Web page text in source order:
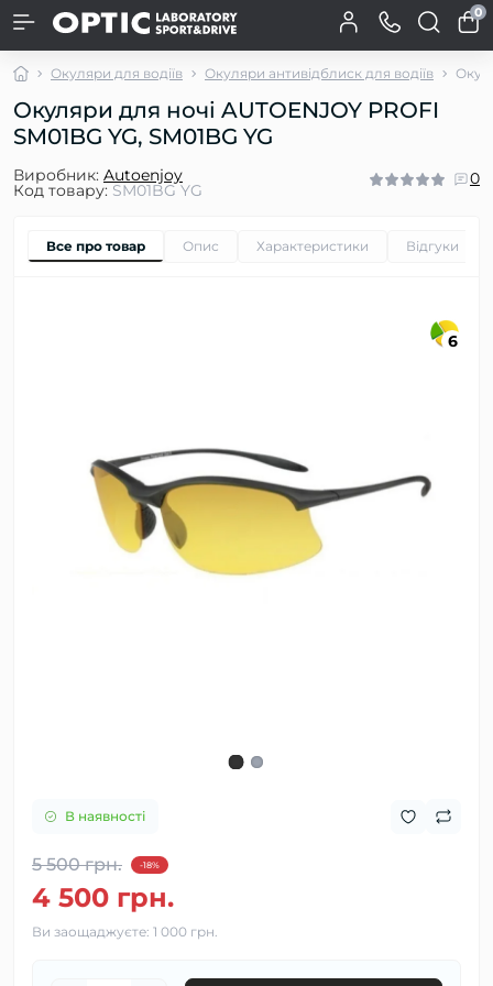
0
Окуляри для водіїв Окуляри антивідблиск для водіїв
Окуляри для ночі AUTOENJOY PROFI
SM01BG YG, SM01BG YG
Виробник: Autoenjoy
Код товару: SM01BG YG
0
Все про товар Опис Характеристики Відгуки
6
В наявності
5 500 грн. -18%
4 500 грн.
Ви заощаджуєте: 1 000 грн.